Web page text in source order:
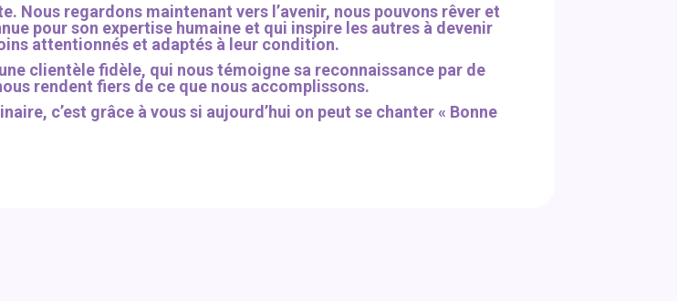
Nous regardons maintenant vers l’avenir, nous pouvons rêver et
pour son expertise humaine et qui inspire les autres à devenir
attentionnés et adaptés à leur condition.
clientèle fidèle, qui nous témoigne sa reconnaissance par de
rendent fiers de ce que nous accomplissons.
c’est grâce à vous si aujourd’hui on peut se chanter « Bonne